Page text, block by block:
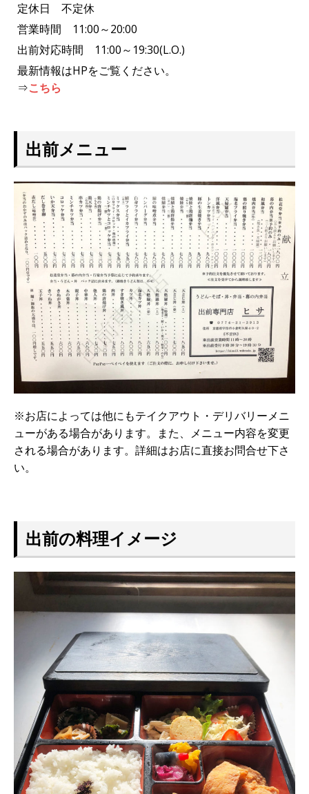
定休日 不定休
営業時間 11:00～20:00
出前対応時間 11:00～19:30(L.O.)
最新情報はHPをご覧ください。
⇒こちら
出前メニュー
※お店によっては他にもテイクアウト・デリバリーメニ
ューがある場合があります。また、メニュー内容を変更
される場合があります。詳細はお店に直接お問合せ下さ
い。
出前の料理イメージ